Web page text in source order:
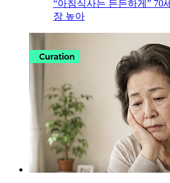
“아침식사는 든든하게” 70
장 높아